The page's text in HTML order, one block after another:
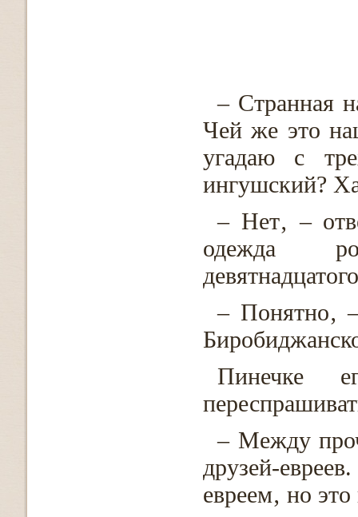
– Странная
Чей же это
угадаю с
ингушский?
– Нет‚ –
одежда
– Понятно‚
Пинечке
– Между
друзей-
евреем‚ но